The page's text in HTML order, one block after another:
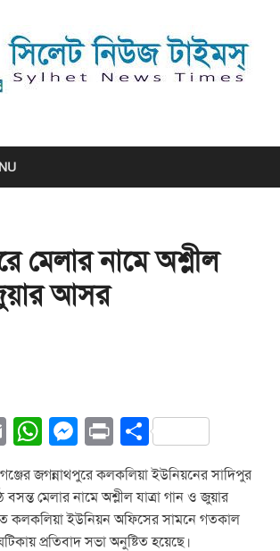
টাইমস্ | Sylhet
মেলার নামে অশ্লীল
আসর
E
m
ail
W
h
at
s
M
e
ss
e
Pr
in
t
S
h
ar
e
জগন্নাথপুরে কলকলিয়া ইউনিয়নের সাদিপুর
বসন্ত মেলার নামে অশ্লীল যাত্রা গান ও জুয়ার
কলকলিয়া ইউনিয়ন অফিসের সামনে গতকাল
প্রতিবাদ সভা অনুষ্টিত হয়েছে।